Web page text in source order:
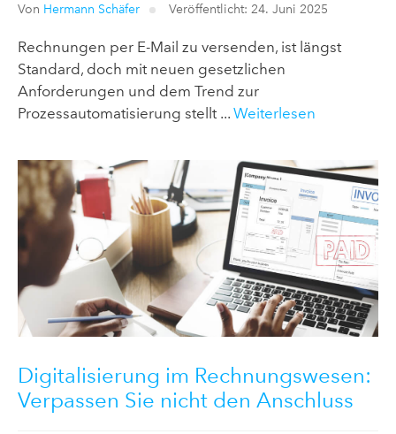
Von Hermann Schäfer Veröffentlicht: 24. Juni 2025
Rechnungen per E-Mail zu versenden, ist längst
Standard, doch mit neuen gesetzlichen
Anforderungen und dem Trend zur
Prozessautomatisierung stellt ... Weiterlesen
Digitalisierung im Rechnungswesen:
Verpassen Sie nicht den Anschluss